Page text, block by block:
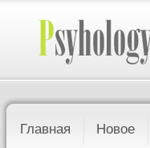
Главная Новое